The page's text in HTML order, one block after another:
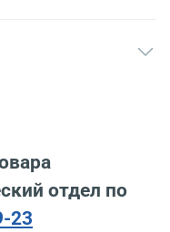
отдел по
23